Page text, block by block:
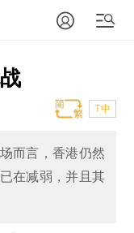
T中
而言，香港仍然
在减弱，并且其